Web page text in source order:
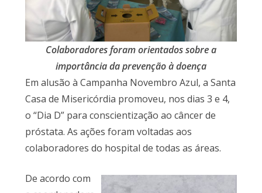
Colaboradores foram orientados sobre a
importância da prevenção à doença
Em alusão à Campanha Novembro Azul, a Santa
Casa de Misericórdia promoveu, nos dias 3 e 4,
o “Dia D” para conscientização ao câncer de
próstata. As ações foram voltadas aos
colaboradores do hospital de todas as áreas.
De acordo com